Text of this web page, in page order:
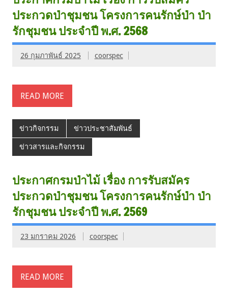
ประกวดป่าชุมชน โครงการคนรักษ์ป่า ป่า
รักชุมชน ประจำปี พ.ศ. 2568
26 กุมภาพันธ์ 2025 coorspec
READ MORE
ข่าวกิจกรรม ข่าวประชาสัมพันธ์
ข่าวสารและกิจกรรม
ประกาศกรมป่าไม้ เรื่อง การรับสมัคร
ประกวดป่าชุมชน โครงการคนรักษ์ป่า ป่า
รักชุมชน ประจำปี พ.ศ. 2569
23 มกราคม 2026 coorspec
READ MORE